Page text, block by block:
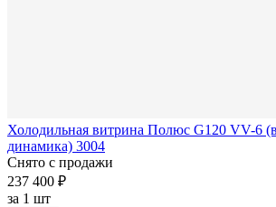
Холодильная витрина Полюс G120 VV-6
динамика) 3004
Снято с продажи
237 400 ₽
за 1 шт